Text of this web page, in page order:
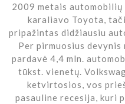
2009 metais automobilių
karaliavo Toyota,
pripažintas didžiausiu
Per pirmuosius devynis
pardavė 4,4 mln.
tūkst. vienetų.
ketvirtosios, vos
pasauline recesija, kuri